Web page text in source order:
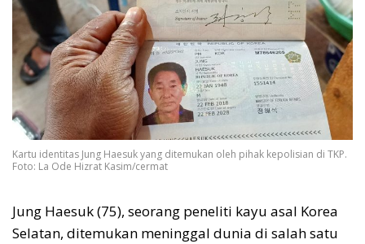
Kartu identitas Jung Haesuk yang ditemukan oleh pihak kepolisian di TKP.
Foto: La Ode Hizrat Kasim/cermat
Jung Haesuk (75), seorang peneliti kayu asal Korea
Selatan, ditemukan meninggal dunia di salah satu